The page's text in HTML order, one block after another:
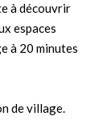
à découvrir
espaces
à 20 minutes
de village.